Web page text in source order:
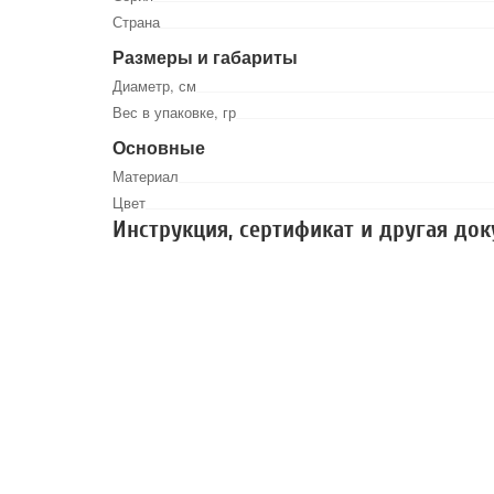
Страна
Размеры и габариты
Диаметр, см
Вес в упаковке, гр
Основные
Материал
Цвет
Инструкция, сертификат и другая